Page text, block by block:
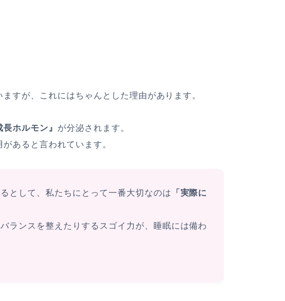
すが、これにはちゃんとした理由があります。
長ホルモン』 が分泌されます。
あると言われています。
として、私たちにとって一番大切なのは 「実際に
ランスを整えたりするスゴイ力が、睡眠には備わ